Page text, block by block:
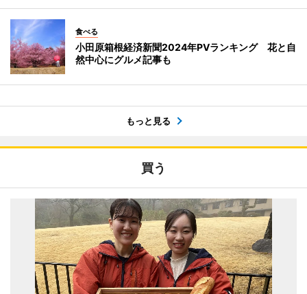
食べる
小田原箱根経済新聞2024年PVランキング 花と自
然中心にグルメ記事も
もっと見る
買う